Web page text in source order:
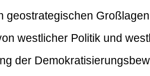
geostrategischen
westlicher Politik und
der